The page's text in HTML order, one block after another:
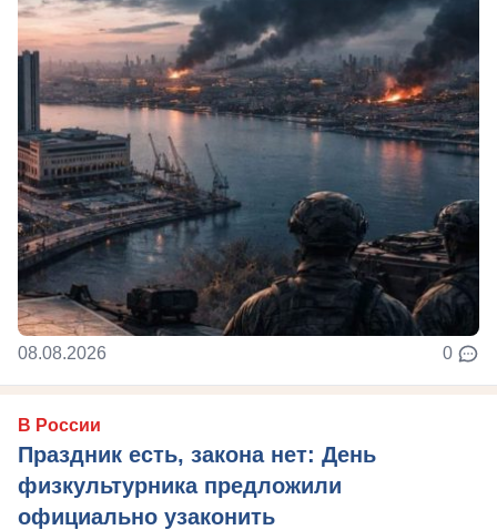
08.08.2026 0
В России
Праздник есть, закона нет: День
физкультурника предложили
официально узаконить